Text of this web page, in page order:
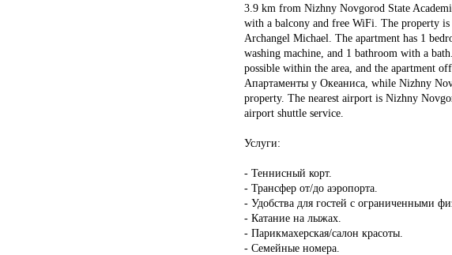
3.9 km from Nizhny Novgorod State
with a balcony and free WiFi. The property
Archangel Michael. The apartment has 1
washing machine, and 1 bathroom with a
possible within the area, and the apartment
Апартаменты у Океаниса, while Nizhny
property. The nearest airport is Nizhny
airport shuttle service.
Услуги:
- Теннисный корт.
- Трансфер от/до аэропорта.
- Удобства для гостей с ограниченными
- Катание на лыжах.
- Парикмахерская/салон красоты.
- Семейные номера.